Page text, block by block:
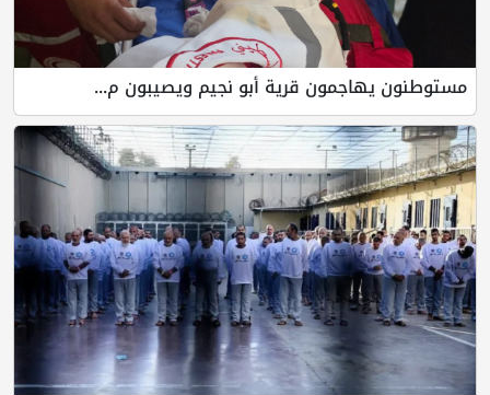
مستوطنون يهاجمون قرية أبو نجيم ويصيبون م...